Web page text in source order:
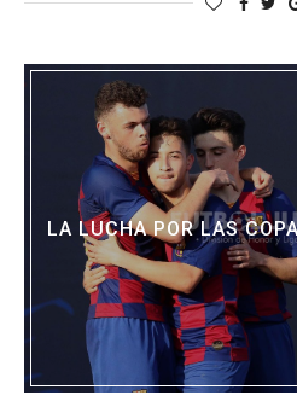
LA LUCHA POR LAS